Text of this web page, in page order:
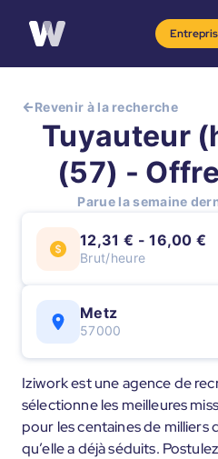
Revenir à la recherche
Tuyauteur
(57) -
Parue la semaine
12,31 € - 16,00 €
Brut/heure
Metz
57000
Iziwork est une agence de
sélectionne les meilleures
pour les centaines de milliers
qu’elle a déjà séduits.